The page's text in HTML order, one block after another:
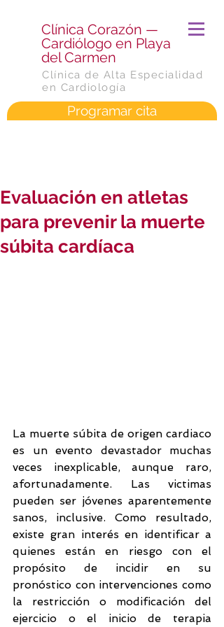
​Clínica Corazón —
Cardiólogo en Playa
del Carmen
Clínica de Alta Especialidad
en Cardiología
Programar cita
Evaluación en atletas
para prevenir la muerte
súbita cardíaca
La muerte súbita de origen cardiaco
es un evento devastador muchas
veces inexplicable, aunque raro,
afortunadamente. Las victimas
pueden ser jóvenes aparentemente
sanos, inclusive. Como resultado,
existe gran interés en identificar a
quienes están en riesgo con el
propósito de incidir en su
pronóstico con intervenciones como
la restricción o modificación del
ejercicio o el inicio de terapia